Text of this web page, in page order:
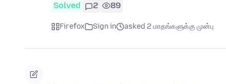
Solved 2 89
Firefox Sign in asked 2 மாதங்களுக்கு முன்பு